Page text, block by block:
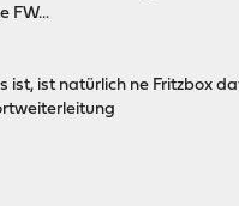
FW...
ist, ist natürlich ne Fritzbox